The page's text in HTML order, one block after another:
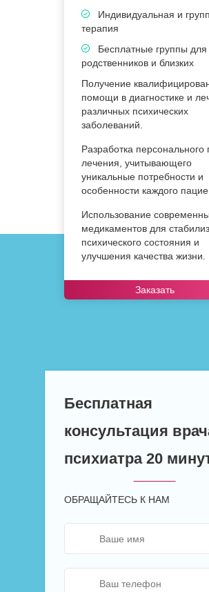
Индивидуальная и
терапия
Бесплатные группы для
родственников и близких
Получение
помощи в диагностике и
различных психических
заболеваний.
Разработка персонального
лечения, учитывающего
уникальные потребности и
особенности каждого
Использование
медикаментов для
психического состояния и
улучшения качества жизни.
Заказать
Бесплатная
консультация
психиатра 20
ОБРАЩАЙТЕСЬ К НАМ